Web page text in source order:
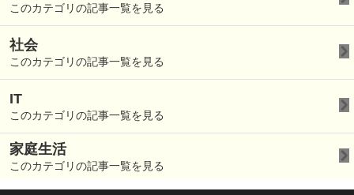
このカテゴリの記事一覧を見る
社会
このカテゴリの記事一覧を見る
IT
このカテゴリの記事一覧を見る
家庭生活
このカテゴリの記事一覧を見る